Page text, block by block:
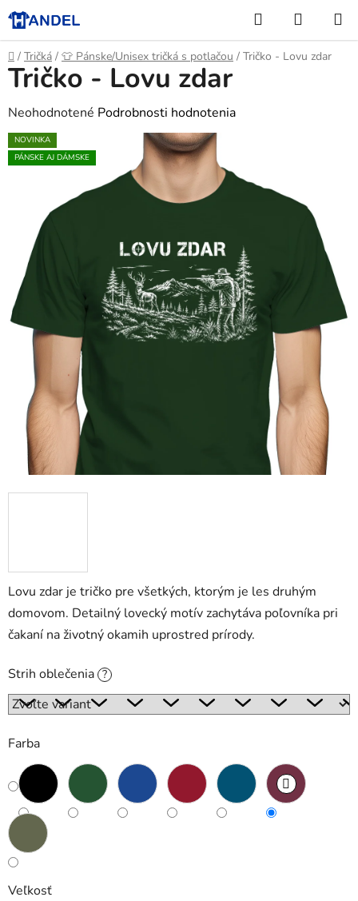
Prejsť
na
obsah
Hľadať
KOŠÍK
Domov
/ Tričká / 👕 Pánske/Unisex tričká s potlačou / Tričko - Lovu zdar
Lovu zdar je tričko pre všetkých, ktorým je les druhým
domovom. Detailný lovecký motív zachytáva poľovníka pri
čakaní na životný okamih uprostred prírody.
Strih oblečenia ?
Farba
Veľkosť
Tričko - Lovu zdar
Priemerné
hodnotenie
produktu
hviezdičiek.
Neohodnotené Podrobnosti hodnotenia
NOVINKA
PÁNSKE AJ DÁMSKE